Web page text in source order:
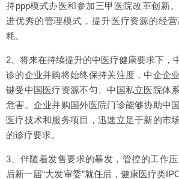
持ppp模式办医和参加三甲医院改革创新
进优秀的管理模式，提升医疗资源的经
耗。
2、将来在持续提升的中医疗健康要求下，
诊的企业并购将始终保持关注度，中企企
键受中国医疗资源不匀、中国私立医院体
危害。企业并购国外医院门诊能够协助中
医疗技术和服务项目，迅速立足于新的市
的诊疗要求。
3、伴随着发售要求的暴发，管控的工作
后新一届“大发审委”就任后，健康医疗类